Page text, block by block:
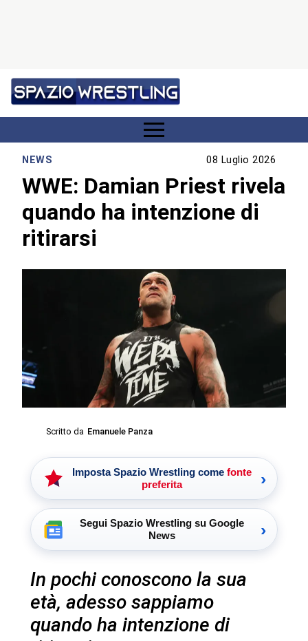
NEWS 08 Luglio 2026
WWE: Damian Priest rivela
quando ha intenzione di
ritirarsi
Scritto da Emanuele Panza
Imposta Spazio Wrestling come fonte
preferita
›
Segui Spazio Wrestling su Google
News
›
In pochi conoscono la sua
età, adesso sappiamo
quando ha intenzione di